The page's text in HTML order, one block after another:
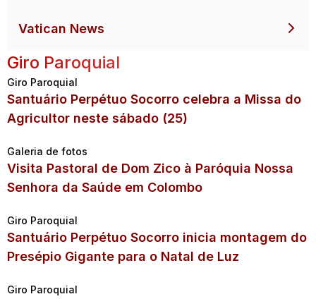
Vatican News
Giro Paroquial
Giro Paroquial
Santuário Perpétuo Socorro celebra a Missa do
Agricultor neste sábado (25)
Galeria de fotos
Visita Pastoral de Dom Zico à Paróquia Nossa
Senhora da Saúde em Colombo
Giro Paroquial
Santuário Perpétuo Socorro inicia montagem do
Presépio Gigante para o Natal de Luz
Giro Paroquial